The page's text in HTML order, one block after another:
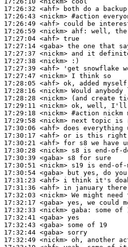
17:26:32 <ahf>
17:26:43 <nickm> #action
17:26:49 <ahf>
17:26:59 <nickm> ahf:
17:27:04 <ahf>
17:27:14 <gaba>
17:27:37 <nickm>
17:27:38 <nickm>
17:27:39 <ahf>
17:27:47 <nickm>
17:28:05 <ahf>
17:28:16 <nickm>
17:28:28 <nickm>
17:29:11 <nickm>
17:29:18 <nickm> #action nickm
17:29:58 <nickm>
17:30:06 <ahf>
17:30:17 <ahf>
17:30:21 <ahf>
17:30:28 <nickm>
17:30:39 <gaba>
17:30:51 <nickm>
17:30:54 <gaba>
17:31:23 <ahf>
17:31:36 <ahf>
17:32:03 <nickm>
17:32:17 <gaba>
17:32:33 <nickm> gaba:
17:32:41 <gaba>
17:32:43 <gaba>
17:32:44 <gaba>
17:32:49 <nickm>